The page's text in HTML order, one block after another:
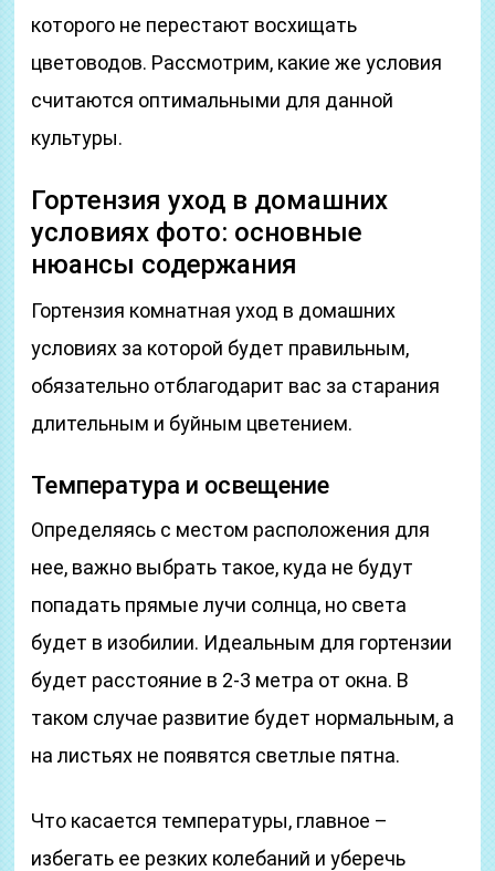
которого не перестают восхищать
цветоводов. Рассмотрим, какие же условия
считаются оптимальными для данной
культуры.
Гортензия уход в домашних
условиях фото: основные
нюансы содержания
Гортензия комнатная уход в домашних
условиях за которой будет правильным,
обязательно отблагодарит вас за старания
длительным и буйным цветением.
Температура и освещение
Определяясь с местом расположения для
нее, важно выбрать такое, куда не будут
попадать прямые лучи солнца, но света
будет в изобилии. Идеальным для гортензии
будет расстояние в 2-3 метра от окна. В
таком случае развитие будет нормальным, а
на листьях не появятся светлые пятна.
Что касается температуры, главное –
избегать ее резких колебаний и уберечь